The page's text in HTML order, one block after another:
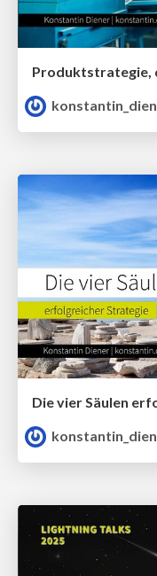
Produktstrategie,
Die vier Säulen